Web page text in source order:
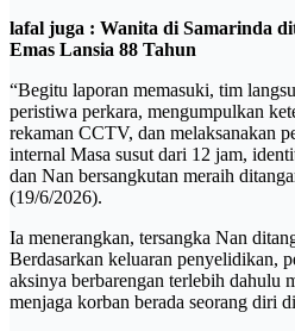
lafal juga : Wanita di Samarinda
Emas Lansia 88 Tahun
“Begitu laporan memasuki, tim
peristiwa perkara, mengumpulkan
rekaman CCTV, dan melaksanakan
internal Masa susut dari 12 jam,
dan Nan bersangkutan meraih
(19/6/2026).
Ia menerangkan, tersangka Nan
Berdasarkan keluaran penyelidikan,
aksinya berbarengan terlebih dahulu
menjaga korban berada seorang diri